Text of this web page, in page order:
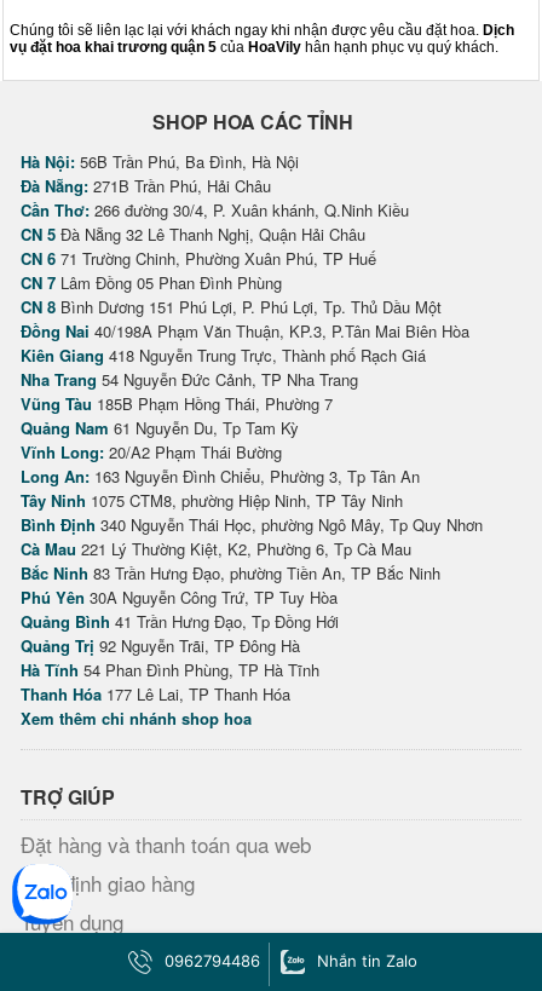
Chúng tôi sẽ liên lạc lại với khách ngay khi nhận được yêu cầu đặt hoa. Dịch
vụ đặt hoa khai trương quận 5 của HoaVily hân hạnh phục vụ quý khách.
SHOP HOA CÁC TỈNH
Hà Nội: 56B Trần Phú, Ba Đình, Hà Nội
Đà Nẵng: 271B Trần Phú, Hải Châu
Cần Thơ: 266 đường 30/4, P. Xuân khánh, Q.Ninh Kiều
CN 5 Đà Nẵng 32 Lê Thanh Nghị, Quận Hải Châu
CN 6 71 Trường Chinh, Phường Xuân Phú, TP Huế
CN 7 Lâm Đồng 05 Phan Đình Phùng
CN 8 Bình Dương 151 Phú Lợi, P. Phú Lợi, Tp. Thủ Dầu Một
Đồng Nai 40/198A Phạm Văn Thuận, KP.3, P.Tân Mai Biên Hòa
Kiên Giang 418 Nguyễn Trung Trực, Thành phố Rạch Giá
Nha Trang 54 Nguyễn Đức Cảnh, TP Nha Trang
Vũng Tàu 185B Phạm Hồng Thái, Phường 7
Quảng Nam 61 Nguyễn Du, Tp Tam Kỳ
Vĩnh Long: 20/A2 Phạm Thái Bường
Long An: 163 Nguyễn Đình Chiểu, Phường 3, Tp Tân An
Tây Ninh 1075 CTM8, phường Hiệp Ninh, TP Tây Ninh
Bình Định 340 Nguyễn Thái Học, phường Ngô Mây, Tp Quy Nhơn
Cà Mau 221 Lý Thường Kiệt, K2, Phường 6, Tp Cà Mau
Bắc Ninh 83 Trần Hưng Đạo, phường Tiền An, TP Bắc Ninh
Phú Yên 30A Nguyễn Công Trứ, TP Tuy Hòa
Quảng Bình 41 Trần Hưng Đạo, Tp Đồng Hới
Quảng Trị 92 Nguyễn Trãi, TP Đông Hà
Hà Tĩnh 54 Phan Đình Phùng, TP Hà Tĩnh
Thanh Hóa 177 Lê Lai, TP Thanh Hóa
Xem thêm chi nhánh shop hoa
TRỢ GIÚP
Đặt hàng và thanh toán qua web
Quy định giao hàng
Tuyển dụng
0962794486 Nhắn tin Zalo